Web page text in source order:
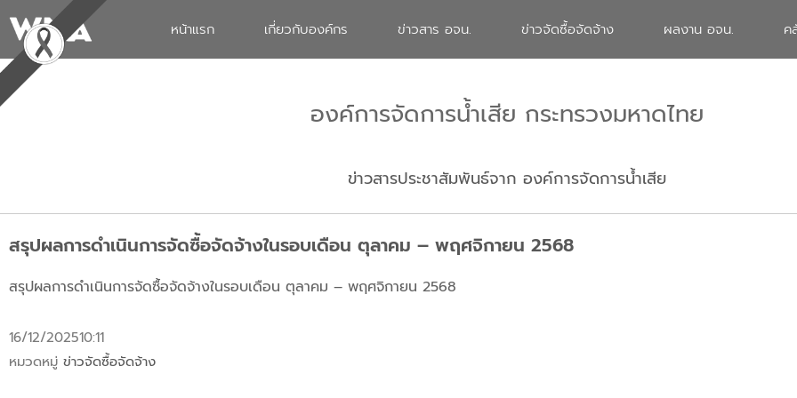
หน้าแรก เกี่ยวกับองค์กร ข่าวสาร อจน. ข่าวจัดซื้อจัดจ้าง ผลงาน อจน. ค
องค์การจัดการน้ำเสีย กระทรวงมหาดไทย
ข่าวสารประชาสัมพันธ์จาก องค์การจัดการน้ำเสีย
สรุปผลการดำเนินการจัดซื้อจัดจ้างในรอบเดือน ตุลาคม – พฤศจิกายน 2568
สรุปผลการดำเนินการจัดซื้อจัดจ้างในรอบเดือน ตุลาคม – พฤศจิกายน 2568
16/12/202510:11
หมวดหมู่ ข่าวจัดซื้อจัดจ้าง